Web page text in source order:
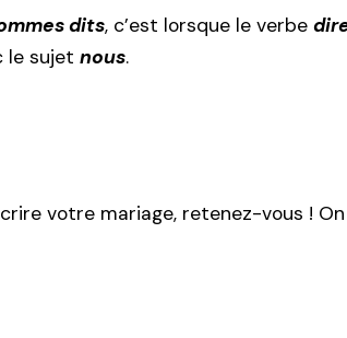
dits, c’est lorsque le verbe
le sujet nous.
votre mariage, retenez-vous !